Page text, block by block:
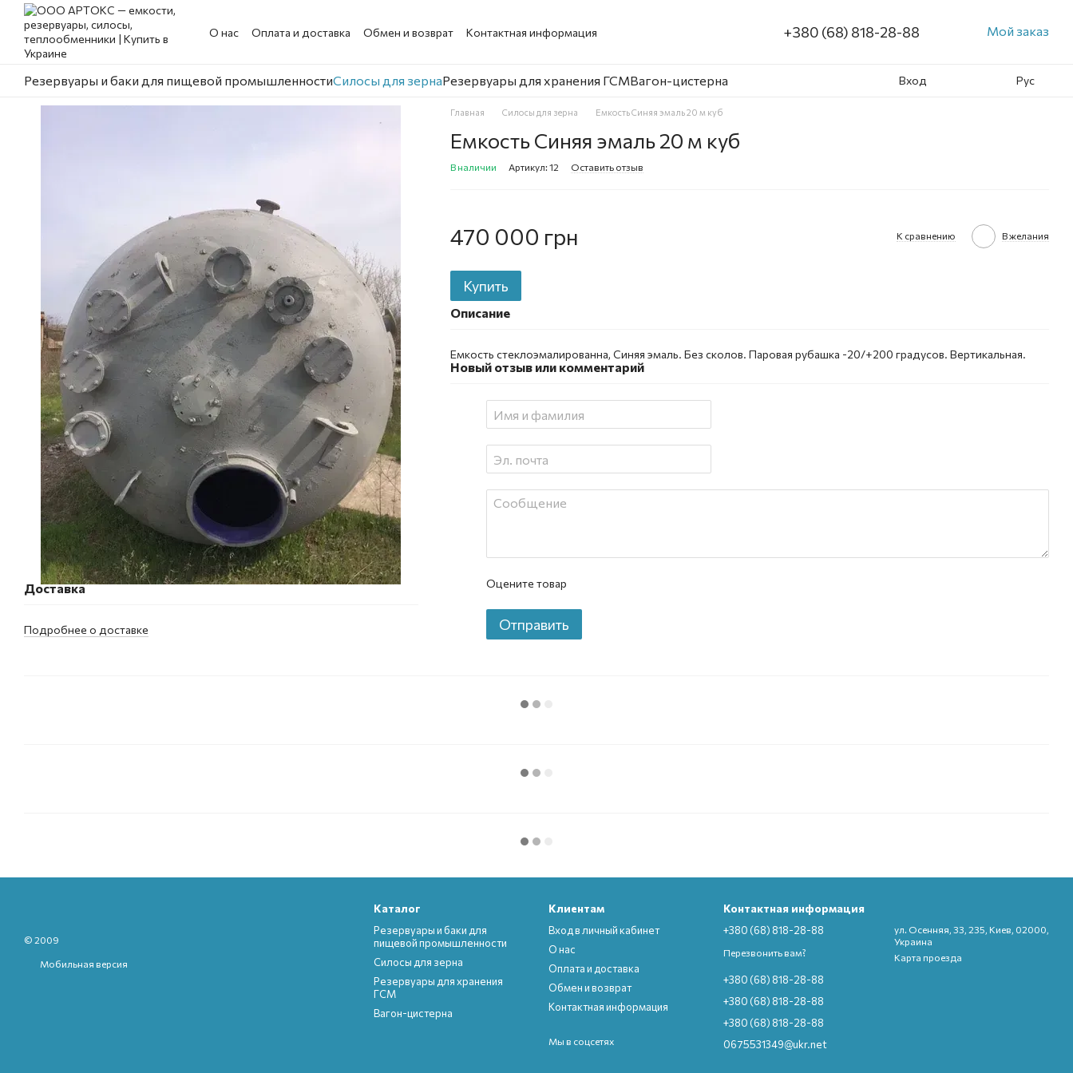
Перейти к основному контенту
О нас
Оплата и доставка Обмен и возврат Контактная информация +380 (68) 818-28-88 Мой заказ
Резервуары и баки для пищевой промышленностиСилосы для зернаРезервуары для хранения ГСМВагон-цистерна Вход Рус
Доставка
Подробнее о доставке
Главная Силосы для зерна Емкость Синяя эмаль 20 м куб
Емкость Синяя эмаль 20 м куб
В наличии Артикул: 12 Оставить отзыв
470 000 грн К сравнению В желания
Купить
Описание
Емкость стеклоэмалированна, Синяя эмаль. Без сколов. Паровая рубашка -20/+200 градусов. Вертикальная.
Новый отзыв или комментарий
Оцените товар
Отправить
© 2009
Мобильная версия
Каталог
Резервуары и баки для
пищевой промышленности
Силосы для зерна
Резервуары для хранения
ГСМ
Вагон-цистерна
Клиентам
Вход в личный кабинет
О нас
Оплата и доставка
Обмен и возврат
Контактная информация
Мы в соцсетях
Контактная информация
+380 (68) 818-28-88
Перезвонить вам?
+380 (68) 818-28-88
+380 (68) 818-28-88
+380 (68) 818-28-88
0675531349@ukr.net
ул. Осенняя, 33, 235, Киев, 02000,
Украина
Карта проезда